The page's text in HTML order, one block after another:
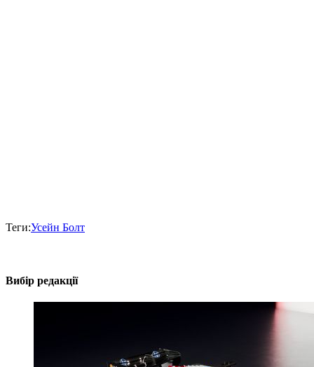
Теги:Усейн Болт
Вибір редакції